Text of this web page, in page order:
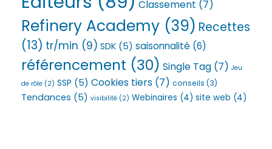
Classement (7)
Refinery Academy (39) Recettes
(13) tr/min (9) SDK (5) saisonnalité (6)
référencement (30) Single Tag (7) Jeu
de rôle (2) SSP (5) Cookies tiers (7) conseils (3)
Tendances (5) visibilité (2) Webinaires (4) site web (4)